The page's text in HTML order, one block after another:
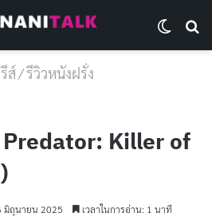
ส์/รีวิวหนังฝรั่ง
Predator: Killer of
มิถุนายน 2025 เวลาในการอ่าน: 1 นาที